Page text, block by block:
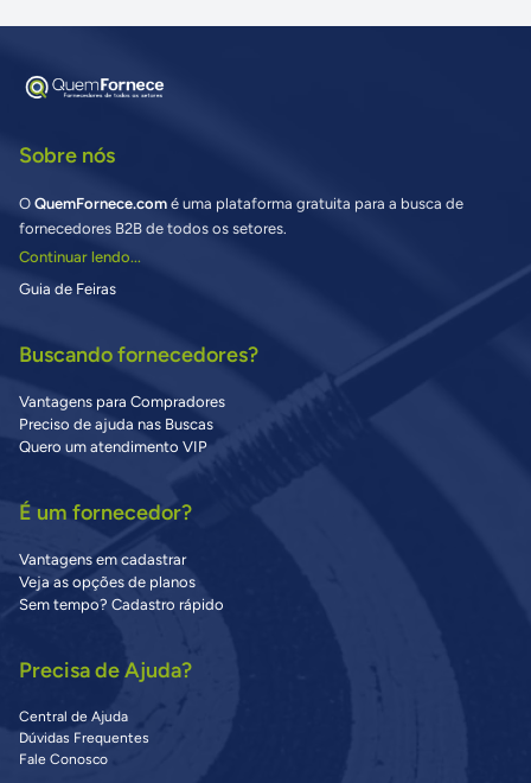
Sobre nós
O QuemFornece.com é uma plataforma gratuita para a busca de
fornecedores B2B de todos os setores.
Continuar lendo...
Guia de Feiras
Buscando fornecedores?
Vantagens para Compradores
Preciso de ajuda nas Buscas
Quero um atendimento VIP
É um fornecedor?
Vantagens em cadastrar
Veja as opções de planos
Sem tempo? Cadastro rápido
Precisa de Ajuda?
Central de Ajuda
Dúvidas Frequentes
Fale Conosco